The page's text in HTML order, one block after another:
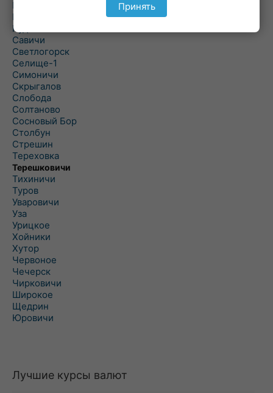
Рогачев
Рогинь
Рудня
Савичи
Светлогорск
Селище-1
Симоничи
Скрыгалов
Слобода
Солтаново
Сосновый Бор
Столбун
Стрешин
Тереховка
Терешковичи
Тихиничи
Туров
Уваровичи
Уза
Урицкое
Хойники
Хутор
Червоное
Чечерск
Чирковичи
Широкое
Щедрин
Юровичи
Лучшие курсы валют
Принять